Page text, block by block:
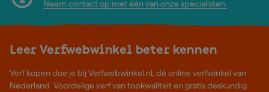
Neem contact op met één van onze specialisten.
Leer Verfwebwinkel beter kennen
Verf kopen doe je bij Verfwebwinkel.nl, dé online verfwinkel van
Nederland. Voordelige verf van topkwaliteit en gratis deskundig